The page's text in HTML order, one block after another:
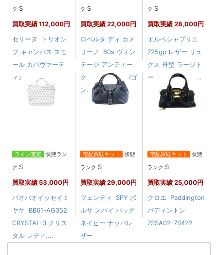
ク S
買取実績112,000円
セリーヌ トリオン
フ キャンバス スモ
ール カバヴァーテ
ィカ
ク S
買取実績22,000円
ロベルタ ディ カメ
リーノ 80s ヴィン
テージ アンティー
ク BAGONGHI バゴ
ン....
ク S
買取実績28,000円
エルベシャプリエ
725gp レザー リュ
クス 舟型 ラージト
ート レディース....
ライン査定
状態ラン
ク S
買取実績 53,000円
バオバオイッセイミ
ヤケ BB61-AG352
CRYSTAL-3 クリス
タル レディ....
宅配買取キット
状態
ランク S
買取実績29,000円
フェンディ SPY ボ
ルサ スパイ バッグ
ネイビー ナッパレ
ザー
宅配買取キット
状態
ランク S
買取実績25,000円
クロエ Paddington
パディントン
7SSA02-7S422